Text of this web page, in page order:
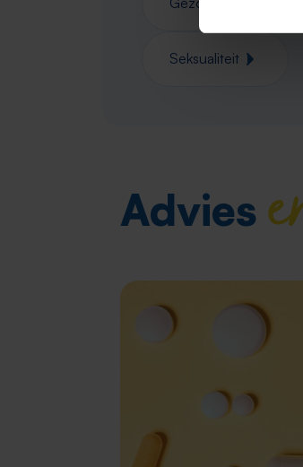
Seksualiteit
Advies